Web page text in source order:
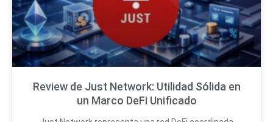
Review de Just Network: Utilidad Sólida en
un Marco DeFi Unificado